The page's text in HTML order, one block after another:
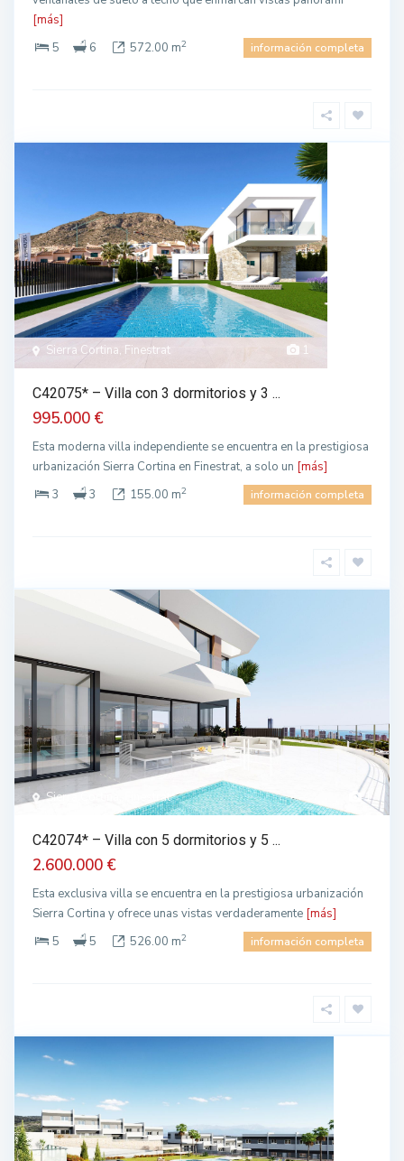
[más]
5
6 572.00 m2 información completa
1
Sierra Cortina, Finestrat
C42075* – Villa con 3 dormitorios y 3 ...
995.000 €
Esta moderna villa independiente se encuentra en la prestigiosa
urbanización Sierra Cortina en Finestrat, a solo un [más]
3
3 155.00 m2 información completa
1
Sierra Cortina, Finestrat
C42074* – Villa con 5 dormitorios y 5 ...
2.600.000 €
Esta exclusiva villa se encuentra en la prestigiosa urbanización
Sierra Cortina y ofrece unas vistas verdaderamente [más]
5
5 526.00 m2 información completa